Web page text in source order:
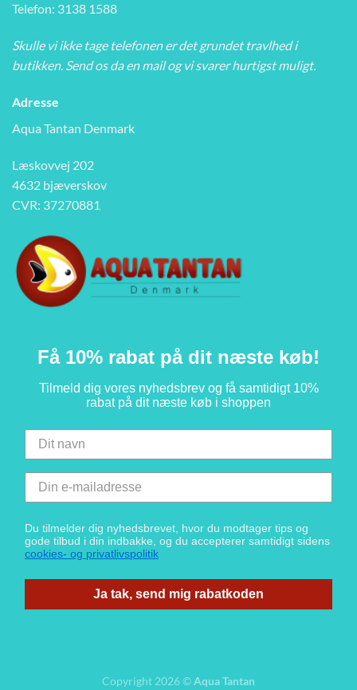
Telefon: 3138 1588
Skulle vi ikke tage telefonen er det grundet travlhed i
butikken. Send os da en mail og vi svarer hurtigst muligt.
Adresse
Aqua Tantan Denmark
Læskovvej 202
4632 bjæverskov
CVR: 37270881
Få 10% rabat på dit næste køb!
Tilmeld dig vores nyhedsbrev og få samtidigt 10%
rabat på dit næste køb i shoppen
Du tilmelder dig nyhedsbrevet, hvor du modtager tips og
gode tilbud i din indbakke, og du accepterer samtidigt sidens
cookies- og privatlivspolitik
Ja tak, send mig rabatkoden
Copyright 2026 ©Aqua Tantan